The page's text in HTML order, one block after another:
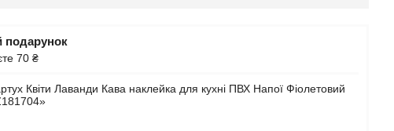
подарунок
70 ₴
Квіти Лаванди Кава наклейка для кухні ПВХ Напої Фіолетовий